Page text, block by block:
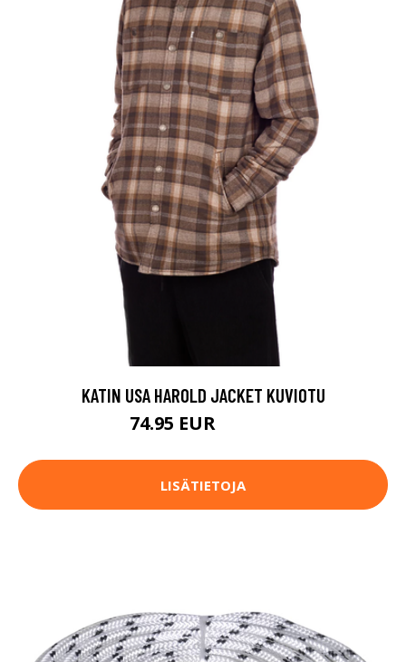
KATIN USA HAROLD JACKET KUVIOTU
74.95 EUR
LISÄTIETOJA